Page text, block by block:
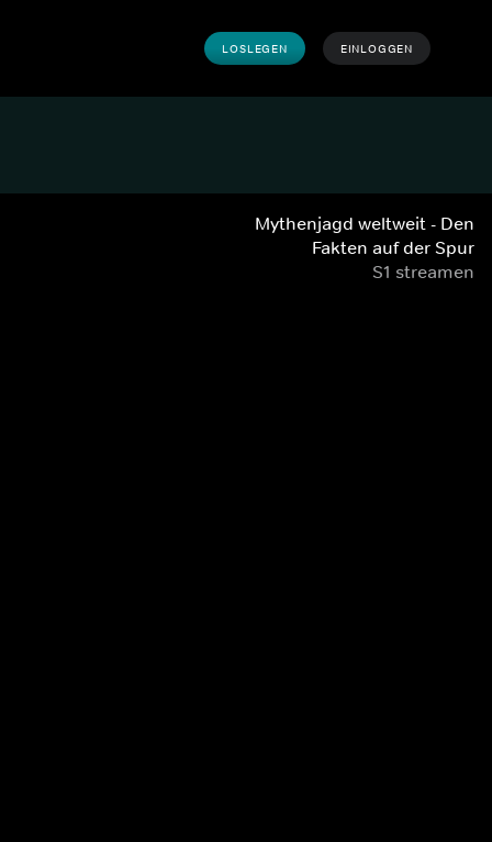
LOSLEGEN EINLOGGEN
Mythenjagd weltweit - Den
Fakten auf der Spur
S1 streamen